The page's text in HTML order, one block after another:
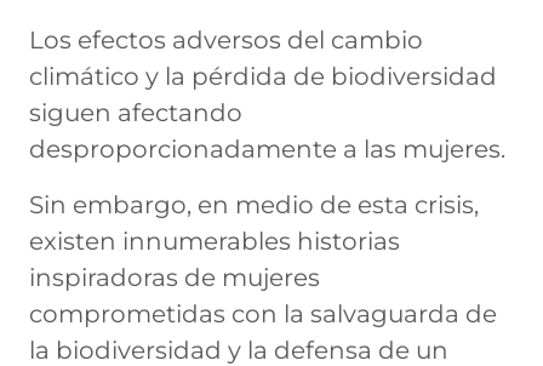
Los efectos adversos del cambio
climático y la pérdida de biodiversidad
siguen afectando
desproporcionadamente a las mujeres.
Sin embargo, en medio de esta crisis,
existen innumerables historias
inspiradoras de mujeres
comprometidas con la salvaguarda de
la biodiversidad y la defensa de un